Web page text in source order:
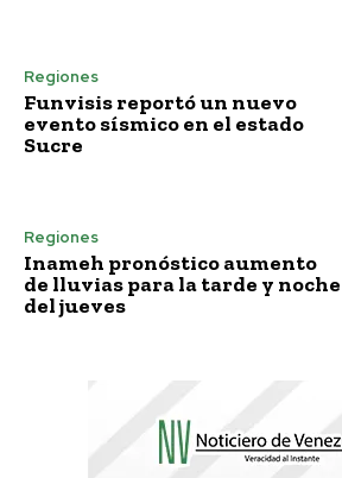
Regiones
Funvisis reportó un nuevo
evento sísmico en el estado
Sucre
Regiones
Inameh pronóstico aumento
de lluvias para la tarde y noche
del jueves